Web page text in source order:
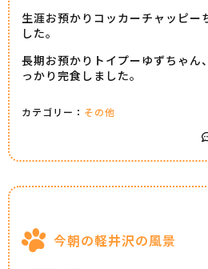
生涯お預かりコッカーチャッピー
した。
長期お預かりトイプーゆずちゃん
っかり完食しました。
カテゴリー： その他
今朝の軽井沢の風景